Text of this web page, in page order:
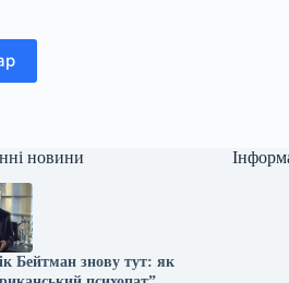
новини
Бейтман знову тут: як